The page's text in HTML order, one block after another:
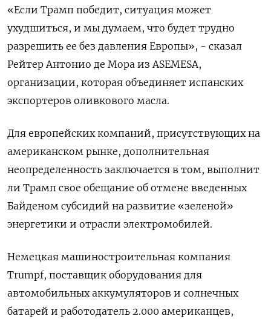
«Если Трамп победит, ситуация может
ухудшиться, и мы думаем, что будет трудно
разрешить ее без давления Европы», - сказал
Рейтер Антонио де Мора из ASEMESA,
организации, которая объединяет испанских
экспортеров оливкового масла.
Для европейских компаний, присутствующих на
американском рынке, дополнительная
неопределенность заключается в том, выполнит
ли Трамп свое обещание об отмене введенных
Байденом субсидий на развитие «зеленой»
энергетики и отрасли электромобилей.
Немецкая машиностроительная компания
Trumpf, поставщик оборудования для
автомобильных аккумуляторов и солнечных
батарей и работодатель 2.000 американцев,